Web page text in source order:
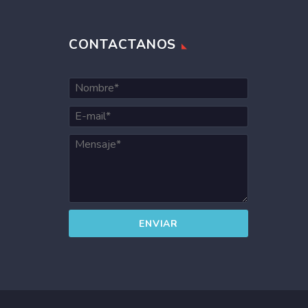
CONTACTANOS